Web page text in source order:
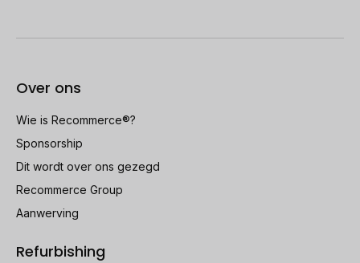
Over ons
Wie is Recommerce®?
Sponsorship
Dit wordt over ons gezegd
Recommerce Group
Aanwerving
Refurbishing